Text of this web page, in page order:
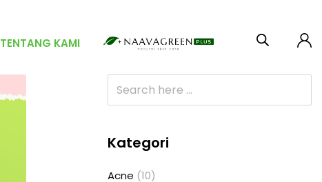
TENTANG KAMI
Kategori
Acne (10)